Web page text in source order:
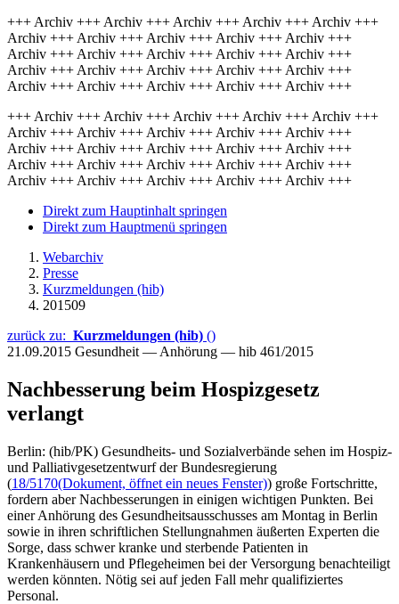
+++ Archiv +++ Archiv +++ Archiv +++ Archiv +++ Archiv +++
Archiv +++ Archiv +++ Archiv +++ Archiv +++ Archiv +++
Archiv +++ Archiv +++ Archiv +++ Archiv +++ Archiv +++
Archiv +++ Archiv +++ Archiv +++ Archiv +++ Archiv +++
Archiv +++ Archiv +++ Archiv +++ Archiv +++ Archiv +++
+++ Archiv +++ Archiv +++ Archiv +++ Archiv +++ Archiv +++
Archiv +++ Archiv +++ Archiv +++ Archiv +++ Archiv +++
Archiv +++ Archiv +++ Archiv +++ Archiv +++ Archiv +++
Archiv +++ Archiv +++ Archiv +++ Archiv +++ Archiv +++
Archiv +++ Archiv +++ Archiv +++ Archiv +++ Archiv +++
Direkt zum Hauptinhalt springen
Direkt zum Hauptmenü springen
Webarchiv
Presse
Kurzmeldungen (hib)
201509
zurück zu: Kurzmeldungen (hib) ()
21.09.2015 Gesundheit — Anhörung — hib 461/2015
Nachbesserung beim Hospizgesetz
verlangt
Berlin: (hib/PK) Gesundheits- und Sozialverbände sehen im Hospiz-
und Palliativgesetzentwurf der Bundesregierung
(18/5170(Dokument, öffnet ein neues Fenster)) große Fortschritte,
fordern aber Nachbesserungen in einigen wichtigen Punkten. Bei
einer Anhörung des Gesundheitsausschusses am Montag in Berlin
sowie in ihren schriftlichen Stellungnahmen äußerten Experten die
Sorge, dass schwer kranke und sterbende Patienten in
Krankenhäusern und Pflegeheimen bei der Versorgung benachteiligt
werden könnten. Nötig sei auf jeden Fall mehr qualifiziertes
Personal.